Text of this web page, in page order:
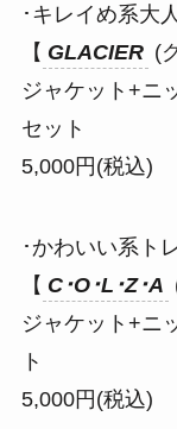
･キレイめ系大
【 GLACIER (
ジャケット+ニ
セット
5,000円(税込)
･かわいい系ト
【 C･O･L･Z･A
ジャケット+ニ
ト
5,000円(税込)